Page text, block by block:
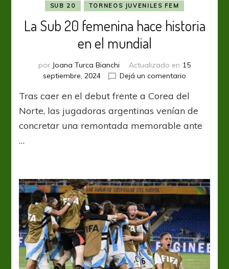
SUB 20
TORNEOS JUVENILES FEM
La Sub 20 femenina hace historia
en el mundial
por Joana Turca Bianchi Actualizado en 15
septiembre, 2024
Dejá un comentario
Sub
20
hace
Tras caer en el debut frente a Corea del
Norte, las jugadoras argentinas venían de
concretar una remontada memorable ante
…